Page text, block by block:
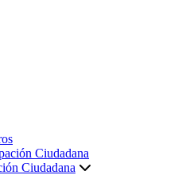
Ciudadana
Ciudadana